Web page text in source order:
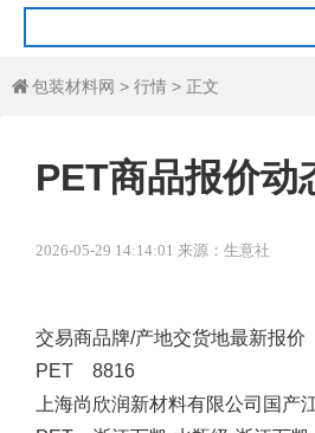
 包装材料网 > 行情 > 正文
PET商品报价
2026-05-29 14:14:01 来源：生意社
交易商品牌/产地交货地最新报价
PET 8816
上海尚欣润新材料有限公司 国产